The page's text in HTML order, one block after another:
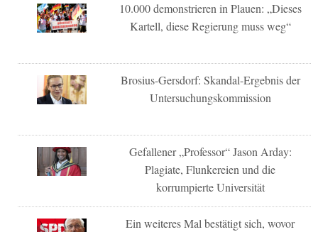
10.000 demonstrieren in Plauen: „Dieses
Kartell, diese Regierung muss weg“
Brosius-Gersdorf: Skandal-Ergebnis der
Untersuchungskommission
Gefallener „Professor“ Jason Arday:
Plagiate, Flunkereien und die
korrumpierte Universität
Ein weiteres Mal bestätigt sich, wovor